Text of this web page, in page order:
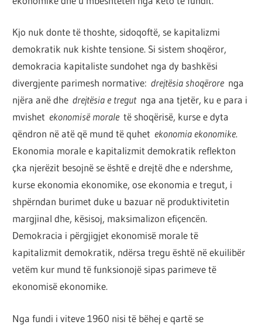
Kjo nuk donte të thoshte, sidoqoftë, se kapitalizmi
demokratik nuk kishte tensione. Si sistem shoqëror,
demokracia kapitaliste sundohet nga dy bashkësi
divergjente parimesh normative:drejtësia shoqërorenga
njëra anë dhedrejtësia e tregutnga ana tjetër, ku e para i
mvishet ekonomisë moraletë shoqërisë, kurse e dyta
qëndron në atë që mund të quhet ekonomia ekonomike.
Ekonomia morale e kapitalizmit demokratik reflekton
çka njerëzit besojnë se është e drejtë dhe e ndershme,
kurse ekonomia ekonomike, ose ekonomia e tregut, i
shpërndan burimet duke u bazuar në produktivitetin
margjinal dhe, kësisoj, maksimalizon efiçencën.
Demokracia i përgjigjet ekonomisë morale të
kapitalizmit demokratik, ndërsa tregu është në ekuilibër
vetëm kur mund të funksionojë sipas parimeve të
ekonomisë ekonomike.
Nga fundi i viteve 1960 nisi të bëhej e qartë se